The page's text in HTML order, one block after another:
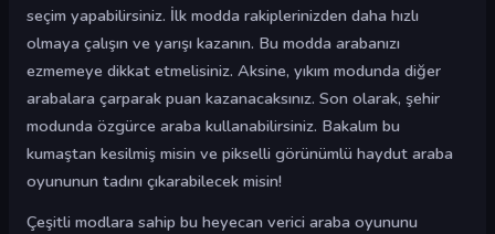
seçim yapabilirsiniz. İlk modda rakiplerinizden daha hızlı
olmaya çalışın ve yarışı kazanın. Bu modda arabanızı
ezmemeye dikkat etmelisiniz. Aksine, yıkım modunda diğer
arabalara çarparak puan kazanacaksınız. Son olarak, şehir
modunda özgürce araba kullanabilirsiniz. Bakalım bu
kumaştan kesilmiş misin ve pikselli görünümlü haydut araba
oyununun tadını çıkarabilecek misin!
Çeşitli modlara sahip bu heyecan verici araba oyununu